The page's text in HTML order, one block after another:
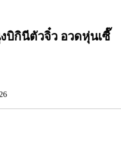
บิกินีตัวจิ๋ว อวดหุ่นเซี๊